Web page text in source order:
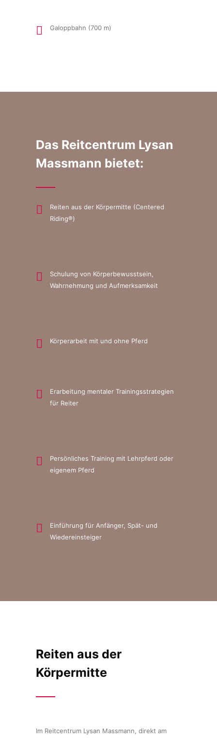
Galoppbahn (700 m)
Das Reitcentrum Lysan
Massmann bietet:
Reiten aus der Körpermitte (Centered
Riding®)
Schulung von Körperbewusstsein,
Wahrnehmung und Aufmerksamkeit
Körperarbeit mit und ohne Pferd
Erarbeitung mentaler Trainingsstrategien
für Reiter
Persönliches Training mit Lehrpferd oder
eigenem Pferd
Einführung für Anfänger, Spät- und
Wiedereinsteiger
Reiten aus der
Körpermitte
Im Reitcentrum Lysan Massmann, direkt am